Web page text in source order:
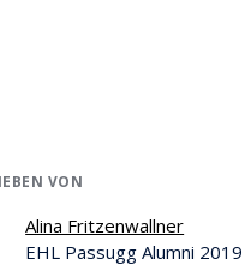
VON
Alina Fritzenwallner
EHL Passugg Alumni 2019